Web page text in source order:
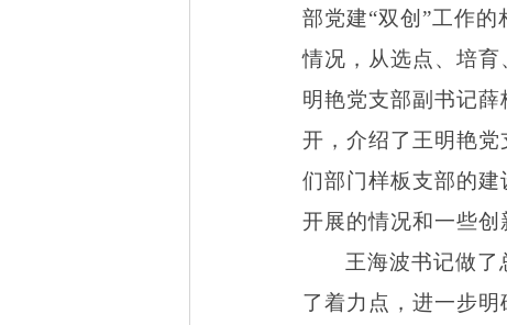
部党建“双创”工作
情况，从选点、培
明艳党支部副书记
开，介绍了王明艳
们部门样板支部的
开展的情况和一些创
王海波书记做了
了着力点，进一步